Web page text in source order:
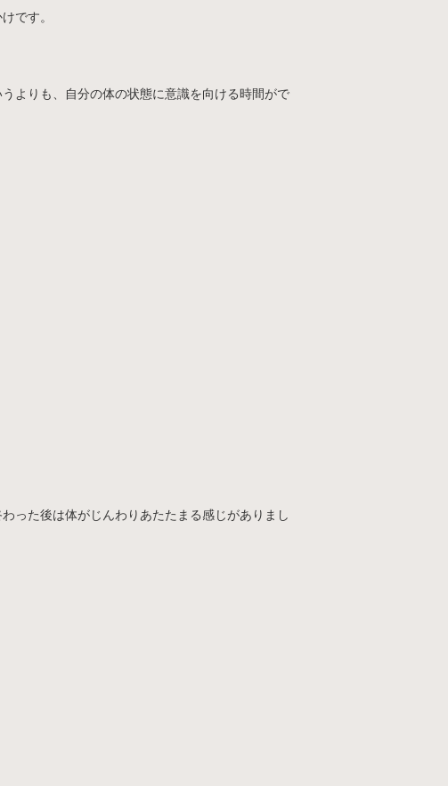
です。
よりも、自分の体の状態に意識を向ける時間がで
った後は体がじんわりあたたまる感じがありまし